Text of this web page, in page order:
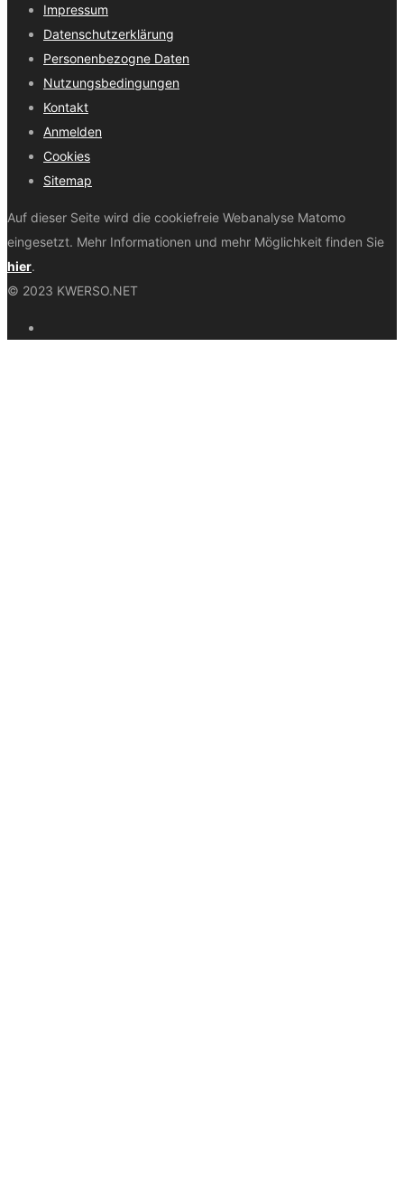
Impressum
Datenschutzerklärung
Personenbezogne Daten
Nutzungsbedingungen
Kontakt
Anmelden
Cookies
Sitemap
Auf dieser Seite wird die cookiefreie Webanalyse Matomo
eingesetzt. Mehr Informationen und mehr Möglichkeit finden Sie
hier.
© 2023 KWERSO.NET